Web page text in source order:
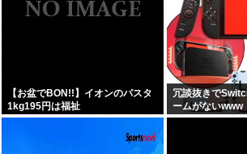
【お盆でBON!!】イオンのパスタ
1kg195円は福祉
冗談抜きで
ームがないwww